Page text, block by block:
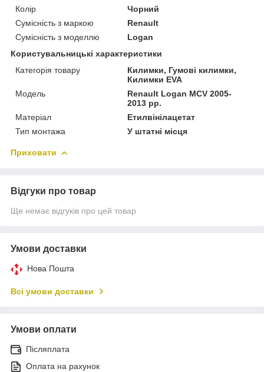
Колір
Чорний
Сумісність з маркою
Renault
Сумісність з моделлю
Logan
Користувальницькі характеристики
Категорія товару
Килимки, Гумові килимки,
Килимки EVA
Мoдель
Renault Logan MCV 2005-
2013 рр.
Матеріал
Етилвінілацетат
Тип монтажа
У штатні місця
Приховати
Відгуки про товар
Ще немає відгуків про цей товар
Умови доставки
Нова Пошта
Всі умови доставки
Умови оплати
Післяплата
Оплата на рахунок